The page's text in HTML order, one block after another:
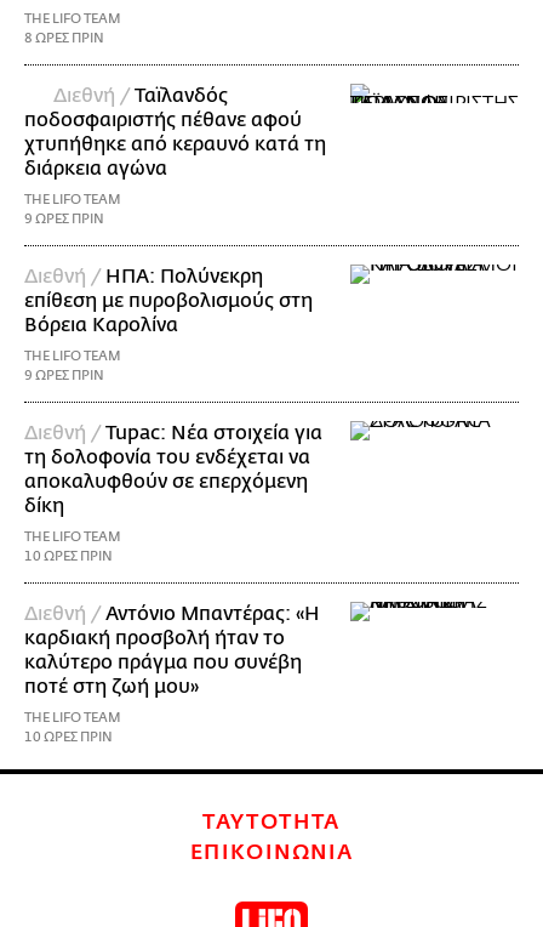
THE LIFO TEAM
8 ΩΡΕΣ ΠΡΙΝ
Διεθνή /Ταϊλανδός
ποδοσφαιριστής πέθανε αφού
χτυπήθηκε από κεραυνό κατά τη
διάρκεια αγώνα
THE LIFO TEAM
9 ΩΡΕΣ ΠΡΙΝ
Διεθνή / ΗΠΑ: Πολύνεκρη
επίθεση με πυροβολισμούς στη
Βόρεια Καρολίνα
THE LIFO TEAM
9 ΩΡΕΣ ΠΡΙΝ
Διεθνή /Tupac: Νέα στοιχεία για
τη δολοφονία του ενδέχεται να
αποκαλυφθούν σε επερχόμενη
δίκη
THE LIFO TEAM
10 ΩΡΕΣ ΠΡΙΝ
Διεθνή /Αντόνιο Μπαντέρας: «Η
καρδιακή προσβολή ήταν το
καλύτερο πράγμα που συνέβη
ποτέ στη ζωή μου»
THE LIFO TEAM
10 ΩΡΕΣ ΠΡΙΝ
ΤΑΥΤΟΤΗΤΑ
ΕΠΙΚΟΙΝΩΝΙΑ